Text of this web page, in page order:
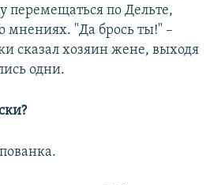
перемещаться по Дельте,
мнениях. "Да брось ты!" –
сказал хозяин жене, выходя
одни.